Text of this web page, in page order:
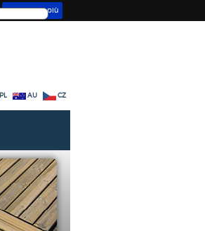
Saperne di più
PL AU CZ